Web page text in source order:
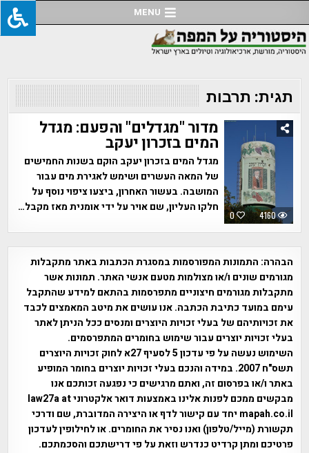
to
content
MENU
תגית: תרבות
0 4160
מדור "מגדלים" והפעם: מגדל
המים בזכרון יעקב
מגדל המים בזכרון יעקב הוקם בשנות החמישים
של המאה העשרים ושימש לאגירת מים עבור
המושבה. בעשור האחרון, ביצעו ציפוי נוסף על
חלקו העליון, שם אויר על ידי אומנית מאז מקבל…
הבהרה: התמונות המפורסמות במסגרת הכתבות באתר מתקבלות
מגורמים שונים ו/או מצולמות מטעם אנשי האתר. תמונות אשר
מתקבלות מגורמים חיצוניים מתפרסמות בהתאם למידע שהתקבל
עימם במועד כתיבת הכתבה. אנו עושים את מיטב המאמצים לכבד
את זכויותיהם של בעלי זכויות היוצרים ומנסים ככל הניתן לאתר
בעלי זכויות יוצרים עבור שימוש בחומרים המתפרסמים.
השימוש נעשה על פי עדכון 5 לסעיף 27א לחוק זכויות היוצרים
תשס"ח 2007. במידה והנכם בעלי זכויות יוצרים בחומר המופיע
באתר ו/או בפרסום זה, ואתם מרגישים כי נפגעה זכותכם אנו
מבקשים ממכם לפנות אלינו באמצעות דואר אלקטרוני law27a at
mapah.co.il יחד עם קישור לדף או היצירה המדוברת, שם ודרכי
תקשורת (מייל/טלפון) ואנו נסיר את החומרים. או לחילופין לעדכון
פרטיכם ומתן קרדיט כנדרש וזאת על פי דרישתכם והסכמתכם.